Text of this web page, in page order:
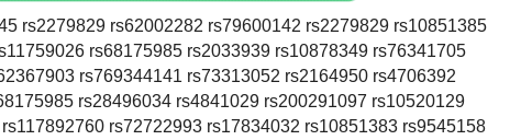
rs2279829 rs62002282 rs79600142 rs2279829 rs10851385
rs68175985 rs2033939 rs10878349 rs76341705
rs769344141 rs73313052 rs2164950 rs4706392
rs28496034 rs4841029 rs200291097 rs10520129
rs72722993 rs17834032 rs10851383 rs9545158